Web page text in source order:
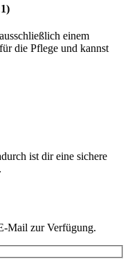
einem
die Pflege und kannst
ist dir eine sichere
Mail zur Verfügung.